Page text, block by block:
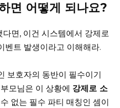
면 어떻게 되나요?
면, 이건 시스템에서 강제로
벤트 발생이라고 이해해라.
보호자의 동반이 필수이기
모님은 이 상황에 강제로 소
없는 필수 파티 매칭인 셈이